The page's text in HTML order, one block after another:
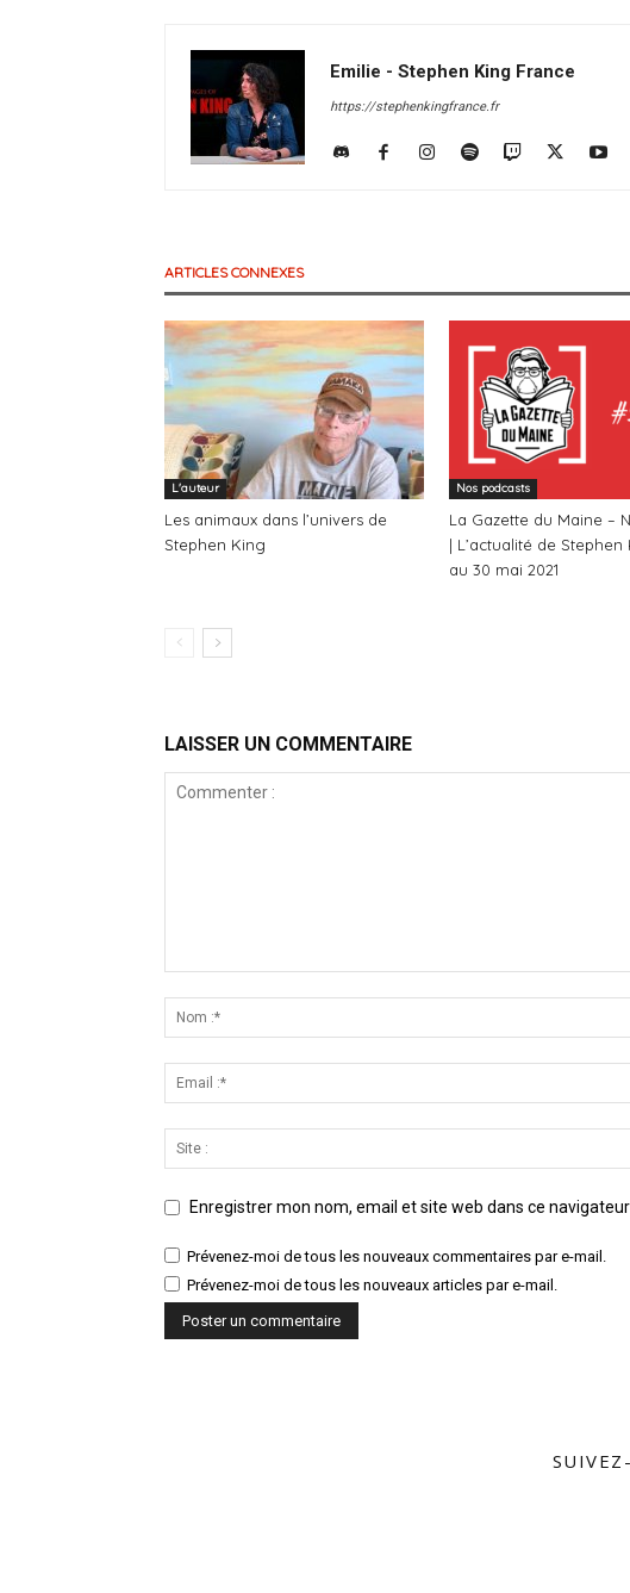
Emilie - Stephen King France
https://stephenkingfrance.fr
ARTICLES CONNEXES
L'auteur
Les animaux dans l’univers de
Stephen King
Nos podcasts
La Gazette du Maine –
| L’actualité de Stephen
au 30 mai 2021
LAISSER UN COMMENTAIRE
Enregistrer mon nom, email et site web dans ce
Prévenez-moi de tous les nouveaux commentaires par e-mail.
Prévenez-moi de tous les nouveaux articles par e-mail.